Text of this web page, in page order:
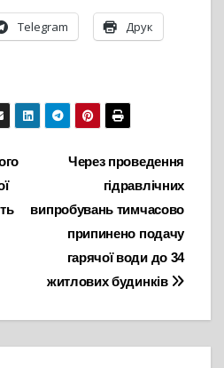
Telegram Друк
Через проведення
гідравлічних
випробувань тимчасово
припинено подачу
гарячої води до 34
житлових будинків